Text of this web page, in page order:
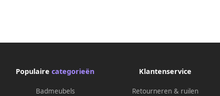
Populaire categorieën
Badmeubels
Klantenservice
Retourneren & ruilen